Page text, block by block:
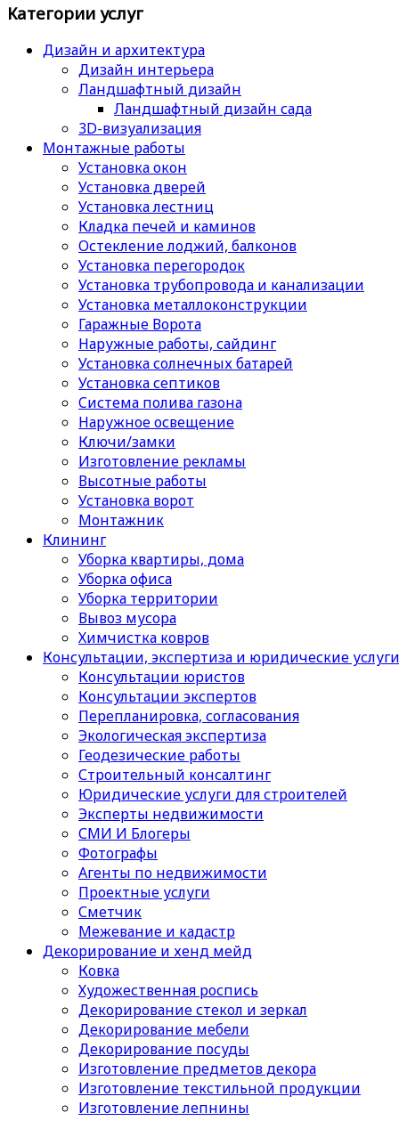
Категории услуг
Дизайн и архитектура
Дизайн интерьера
Ландшафтный дизайн
Ландшафтный дизайн сада
3D-визуализация
Монтажные работы
Установка окон
Установка дверей
Установка лестниц
Кладка печей и каминов
Остекление лоджий, балконов
Установка перегородок
Установка трубопровода и канализации
Установка металлоконструкции
Гаражные Ворота
Наружные работы, сайдинг
Установка солнечных батарей
Установка септиков
Cистема полива газона
Наружное освещение
Ключи/замки
Изготовление рекламы
Высотные работы
Установка ворот
Монтажник
Клининг
Уборка квартиры, дома
Уборка офиса
Уборка территории
Вывоз мусора
Химчистка ковров
Консультации, экспертиза и юридические услуги
Консультации юристов
Консультации экспертов
Перепланировка, согласования
Экологическая экспертиза
Геодезические работы
Строительный консалтинг
Юридические услуги для строителей
Эксперты недвижимости
СМИ И Блогеры
Фотографы
Агенты по недвижимости
Проектные услуги
Сметчик
Межевание и кадастр
Декорирование и хенд мейд
Ковка
Художественная роспись
Декорирование стекол и зеркал
Декорирование мебели
Декорирование посуды
Изготовление предметов декора
Изготовление текстильной продукции
Изготовление лепнины